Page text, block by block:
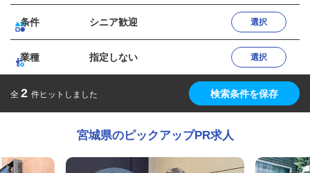
条件 シニア歓迎 選択
業種 指定しない 選択
全 2 件ヒットしました 検索条件を保存
宮城県のピックアップPR求人